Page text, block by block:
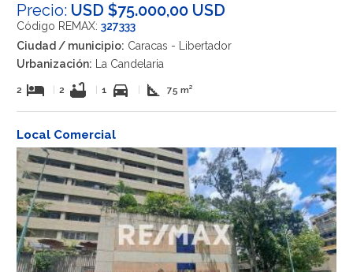
Precio: USD $75.000,00 USD
Código REMAX: 327333
Ciudad / municipio: Caracas - Libertador
Urbanización: La Candelaria
2 hotel 2 bathtub 1 directions_car square_foot 75 m²
Local Comercial